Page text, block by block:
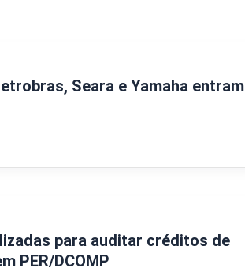
Seara e Yamaha entram
para auditar créditos de
PER/DCOMP